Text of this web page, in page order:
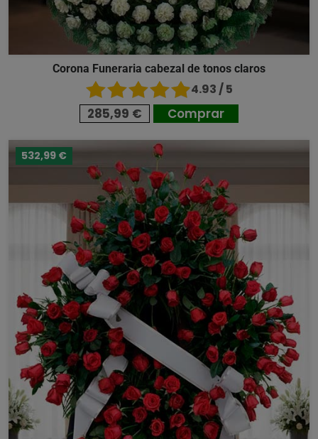
Corona Funeraria cabezal de tonos claros
4.93 / 5
285,99 € Comprar
532,99 €